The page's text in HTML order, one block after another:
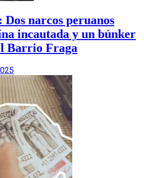
narcos peruanos
incautada y un búnker
Barrio Fraga